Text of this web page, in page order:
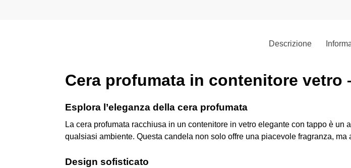
Descrizione
Cera profumata in contenitore vetro
Esplora l’eleganza della cera profumata
La cera profumata racchiusa in un contenitore in vetro elegante con tappo è
qualsiasi ambiente. Questa candela non solo offre una piacevole fragranza,
Design sofisticato